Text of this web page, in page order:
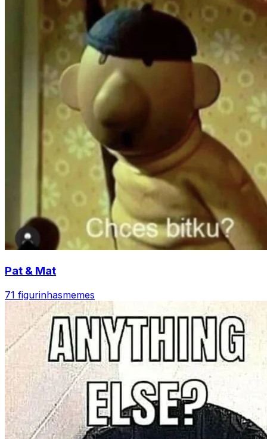
Pat & Mat
71 figurinhasmemes